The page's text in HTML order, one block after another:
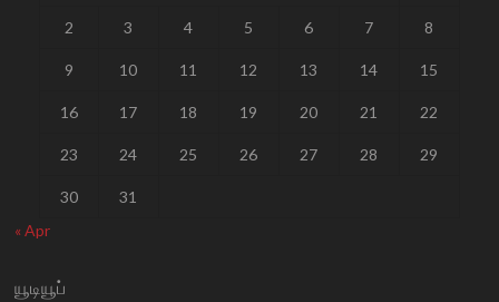
2 3 4 5 6 7 8
9 10 11 12 13 14 15
16 17 18 19 20 21 22
23 24 25 26 27 28 29
30
31
« Apr
யூடியூப்